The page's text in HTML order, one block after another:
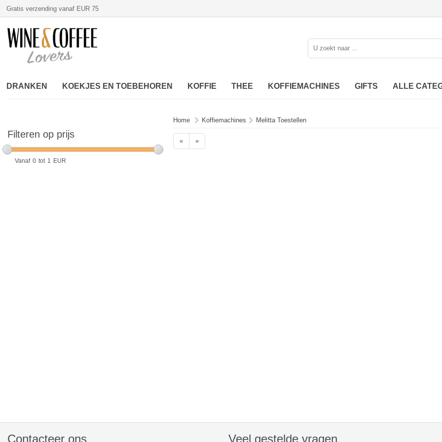
Gratis verzending vanaf EUR 75
DRANKEN KOEKJES EN TOEBEHOREN KOFFIE THEE KOFFIEMACHINES GIFTS ALLE
Filteren op prijs
Vanaf 0 tot 1 EUR
Home Koffiemachines Melitta Toestellen
« »
Contacteer ons Veel gestelde vragen